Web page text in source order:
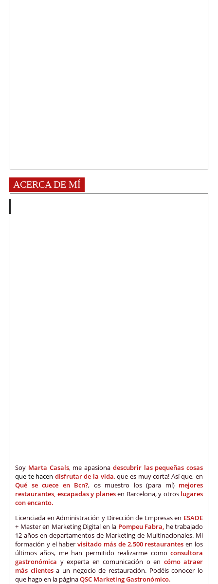
ACERCA DE MÍ
Soy Marta Casals, me apasiona descubrir las pequeñas cosas
que te hacen disfrutar de la vida,que es muy corta! Así que, en
Qué se cuece en Bcn?, os muestro los (para mí) mejores
restaurantes, escapadas y planesen Barcelona, y otros lugares
con encanto.
Licenciada en Administración y Dirección de Empresas en ESADE
+ Master en Marketing Digital en la Pompeu Fabra, he trabajado
12 años en departamentos de Marketing de Multinacionales. Mi
formación y el habervisitado más de 2.500 restaurantes en los
últimos años, me han permitido realizarme como consultora
gastronómica y experta en comunicación o en cómo atraer
más clientes a un negocio de restauración. Podéis conocer lo
que hago en la páginaQSC Marketing Gastronómico.